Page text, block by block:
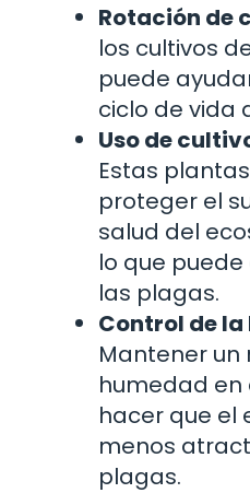
Rotación de
los cultivos
puede
ciclo de vida
Uso de
Estas
proteger el
salud del
lo que
las plagas.
Control de
Mantener un
humedad en
hacer que el
menos
plagas.